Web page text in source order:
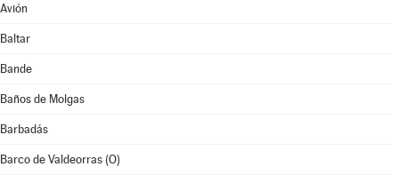
Avión
Baltar
Bande
Baños de Molgas
Barbadás
Barco de Valdeorras (O)